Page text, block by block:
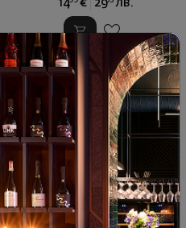
14 € 29 лв.
- 40%